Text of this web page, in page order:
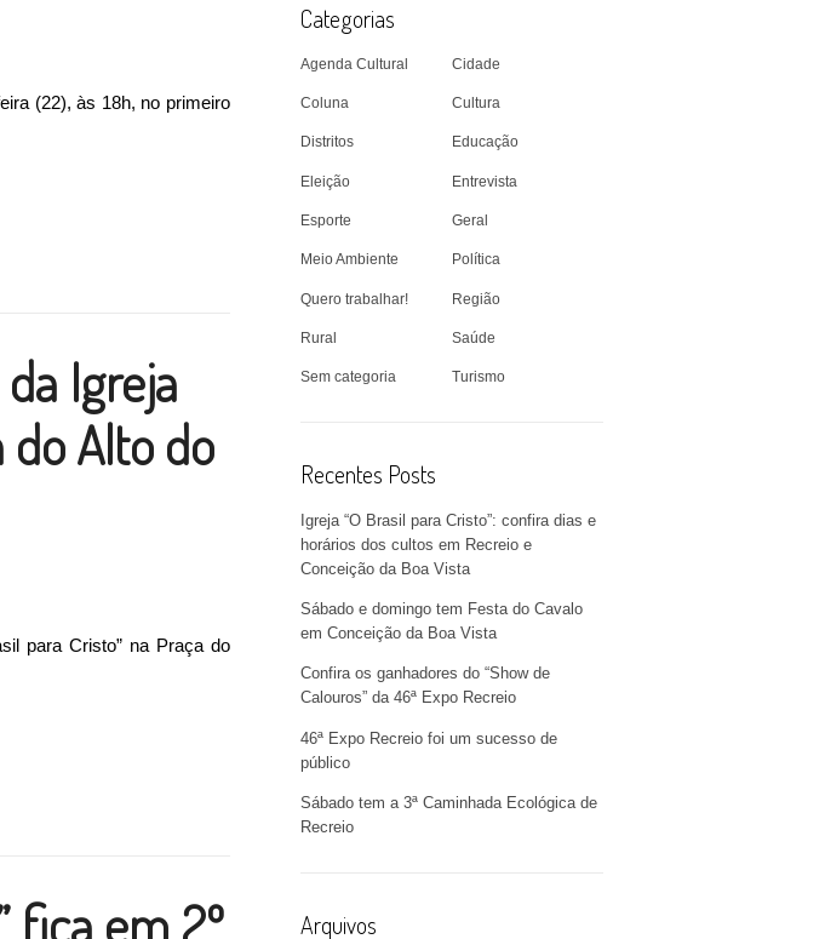
(22), às 18h, no primeiro
nesta quarta-feira”
Igreja
do Alto do
para Cristo” na Praça do
Cristo” na Praça do Alto do Asilo”
fica em 2º
Categorias
Agenda Cultural Cidade
Coluna Cultura
Distritos Educação
Eleição Entrevista
Esporte Geral
Meio Ambiente Política
Quero trabalhar! Região
Rural Saúde
Sem categoria Turismo
Recentes Posts
Igreja “O Brasil para Cristo”: confira dias e
horários dos cultos em Recreio e
Conceição da Boa Vista
Sábado e domingo tem Festa do Cavalo
em Conceição da Boa Vista
Confira os ganhadores do “Show de
Calouros” da 46ª Expo Recreio
46ª Expo Recreio foi um sucesso de
público
Sábado tem a 3ª Caminhada Ecológica de
Recreio
Arquivos